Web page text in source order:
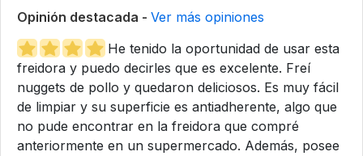
Opinión destacada - Ver más opiniones
He tenido la oportunidad de usar esta
freidora y puedo decirles que es excelente. Freí
nuggets de pollo y quedaron deliciosos. Es muy fácil
de limpiar y su superficie es antiadherente, algo que
no pude encontrar en la freidora que compré
anteriormente en un supermercado. Además, posee